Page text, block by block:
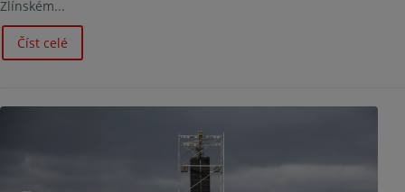
Zlínském...
Číst celé